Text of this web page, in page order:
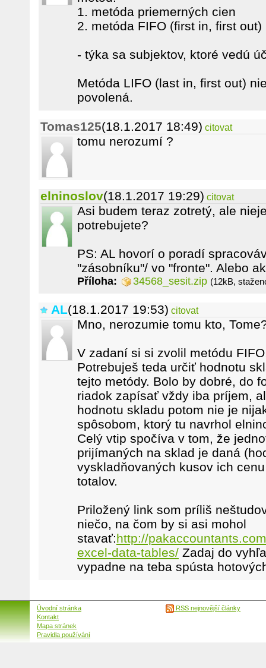
1. metóda priemerných cien
2. metóda FIFO (first in, first out)
- týka sa subjektov, ktoré vedú
Metóda LIFO (last in, first out)
povolená.
Tomas125(18.1.2017 18:49) citovat
tomu nerozumí ?
elninoslov(18.1.2017 19:29) citovat
Asi budem teraz zotretý, ale
potrebujete?
PS: AL hovorí o poradí
"zásobníku"/ vo "fronte". Alebo
Příloha: 34568_sesit.zip (12kB,
AL(18.1.2017 19:53) citovat
Mno, nerozumie tomu kto,
V zadaní si si zvolil metódu
Potrebuješ teda určiť hodnotu
tejto metódy. Bolo by dobré, do
riadok zapísať vždy iba príjem,
hodnotu skladu potom nie je
spôsobom, ktorý tu navrhol
Celý vtip spočíva v tom, že
prijímaných na sklad je daná
vyskladňovaných kusov ich
totalov.
Priložený link som príliš
niečo, na čom by si asi mohol
stavať:http://
excel-data-tables/ Zadaj do
vypadne na teba spústa
Úvodní stránka
Kontakt
Mapa stránek
Pravidla používání
RSS nejnovější články